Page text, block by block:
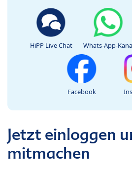
HiPP Live Chat Whats-App-
Facebook
Jetzt einloggen
mitmachen